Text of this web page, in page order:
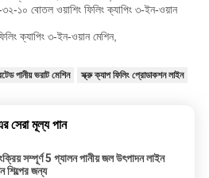
১০ বোতল ওয়াশিং ফিলিং ক্যাপিং ৩-ইন-ওয়ান
ক্যাপিং ৩-ইন-ওয়ান মেশিন,
পানীয় ভরাট মেশিন স্ক্রু ক্যাপ ফিলিং প্রোডাকশন লাইন
সেরা মূল্য পান
সম্পূর্ণ 5 গ্যালন পানীয় জল উৎপাদন লাইন
শিল্পের জন্য